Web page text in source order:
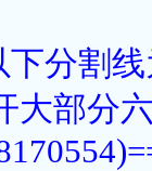
下分割
大部分